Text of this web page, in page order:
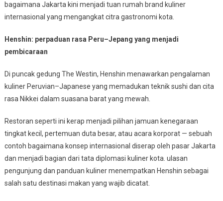
bagaimana Jakarta kini menjadi tuan rumah brand kuliner
internasional yang mengangkat citra gastronomi kota.
Henshin: perpaduan rasa Peru–Jepang yang menjadi
pembicaraan
Di puncak gedung The Westin, Henshin menawarkan pengalaman
kuliner Peruvian–Japanese yang memadukan teknik sushi dan cita
rasa Nikkei dalam suasana barat yang mewah.
Restoran seperti ini kerap menjadi pilihan jamuan kenegaraan
tingkat kecil, pertemuan duta besar, atau acara korporat — sebuah
contoh bagaimana konsep internasional diserap oleh pasar Jakarta
dan menjadi bagian dari tata diplomasi kuliner kota. ulasan
pengunjung dan panduan kuliner menempatkan Henshin sebagai
salah satu destinasi makan yang wajib dicatat.